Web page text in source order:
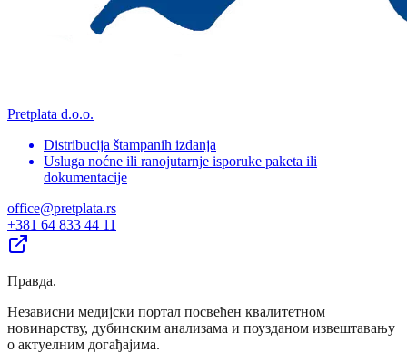
Pretplata d.o.o.
Distribucija štampanih izdanja
Usluga noćne ili ranojutarnje isporuke paketa ili
dokumentacije
office@pretplata.rs
+381 64 833 44 11
Правда.
Независни медијски портал посвећен квалитетном
новинарству, дубинским анализама и поузданом извештавању
о актуелним догађајима.